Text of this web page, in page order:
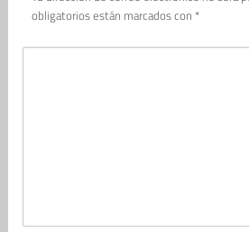
obligatorios están marcados con *